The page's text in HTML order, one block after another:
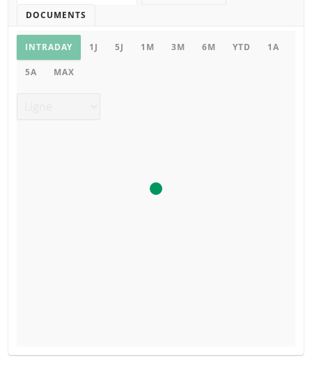
DOCUMENTS
Graphique
INTRADAY 1J 5J 1M 3M 6M YTD 1A
5A MAX
COURS DU SOUS-JACENT ATTENDU QUANTITÉ
BROCHURE